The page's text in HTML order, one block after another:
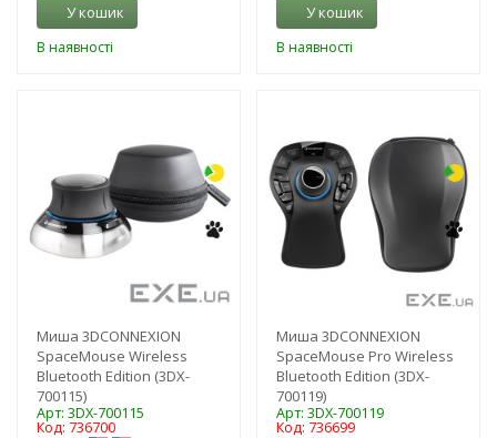
У кошик
В наявності
У кошик
В наявності
Миша 3DCONNEXION
SpaceMouse Wireless
Bluetooth Edition (3DX-
700115)
Арт: 3DX-700115
Код: 736700
Миша 3DCONNEXION
SpaceMouse Pro Wireless
Bluetooth Edition (3DX-
700119)
Арт: 3DX-700119
Код: 736699